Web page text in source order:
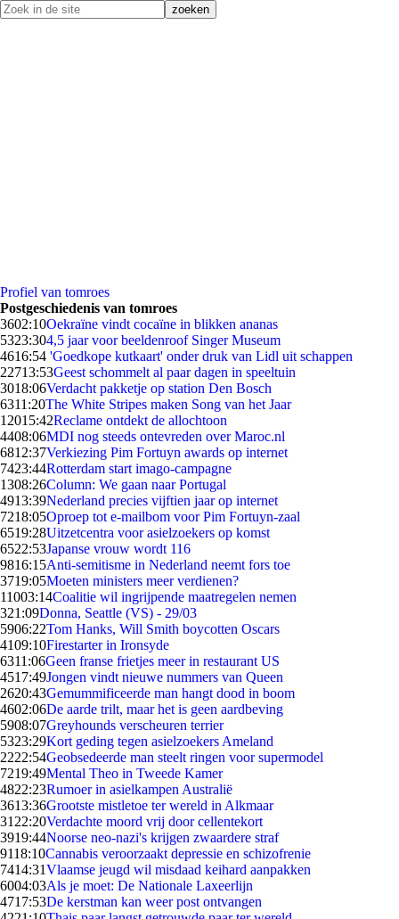
Profiel van tomroes
Postgeschiedenis van tomroes
3602:10Oekraïne vindt cocaïne in blikken ananas
5323:304,5 jaar voor beeldenroof Singer Museum
4616:54 'Goedkope kutkaart' onder druk van Lidl uit schappen
22713:53Geest schommelt al paar dagen in speeltuin
3018:06Verdacht pakketje op station Den Bosch
6311:20The White Stripes maken Song van het Jaar
12015:42Reclame ontdekt de allochtoon
4408:06MDI nog steeds ontevreden over Maroc.nl
6812:37Verkiezing Pim Fortuyn awards op internet
7423:44Rotterdam start imago-campagne
1308:26Column: We gaan naar Portugal
4913:39Nederland precies vijftien jaar op internet
7218:05Oproep tot e-mailbom voor Pim Fortuyn-zaal
6519:28Uitzetcentra voor asielzoekers op komst
6522:53Japanse vrouw wordt 116
9816:15Anti-semitisme in Nederland neemt fors toe
3719:05Moeten ministers meer verdienen?
11003:14Coalitie wil ingrijpende maatregelen nemen
321:09Donna, Seattle (VS) - 29/03
5906:22Tom Hanks, Will Smith boycotten Oscars
4109:10Firestarter in Ironsyde
6311:06Geen franse frietjes meer in restaurant US
4517:49Jongen vindt nieuwe nummers van Queen
2620:43Gemummificeerde man hangt dood in boom
4602:06De aarde trilt, maar het is geen aardbeving
5908:07Greyhounds verscheuren terrier
5323:29Kort geding tegen asielzoekers Ameland
2222:54Geobsedeerde man steelt ringen voor supermodel
7219:49Mental Theo in Tweede Kamer
4822:23Rumoer in asielkampen Australië
3613:36Grootste mistletoe ter wereld in Alkmaar
31 22:20Verdachte moord vrij door cellentekort
3919:44Noorse neo-nazi's krijgen zwaardere straf
9118:10Cannabis veroorzaakt depressie en schizofrenie
7414:31Vlaamse jeugd wil misdaad keihard aanpakken
6004:03Als je moet: De Nationale Laxeerlijn
4717:53De kerstman kan weer post ontvangen